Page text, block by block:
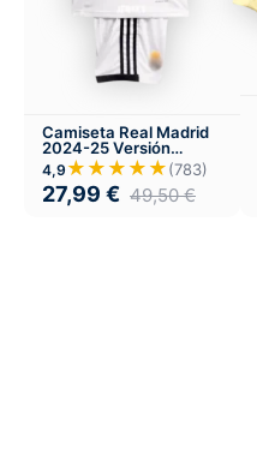
Camiseta Real Madrid
2024-25 Versión
Infantil Local
4,9 ★★★★★(783)
27,99 € 49,50€